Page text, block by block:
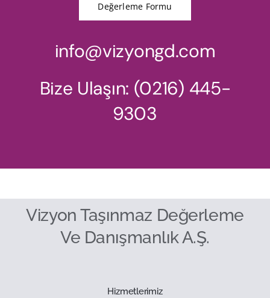
Değerleme Formu
info@vizyongd.com
Bize Ulaşın: (0216) 445-
9303
Vizyon Taşınmaz Değerleme
Ve Danışmanlık A.Ş.
Hizmetlerimiz